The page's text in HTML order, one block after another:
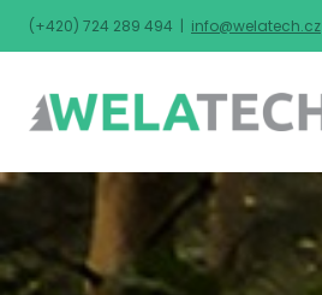
(+420) 724 289 494 | info@welatech.cz